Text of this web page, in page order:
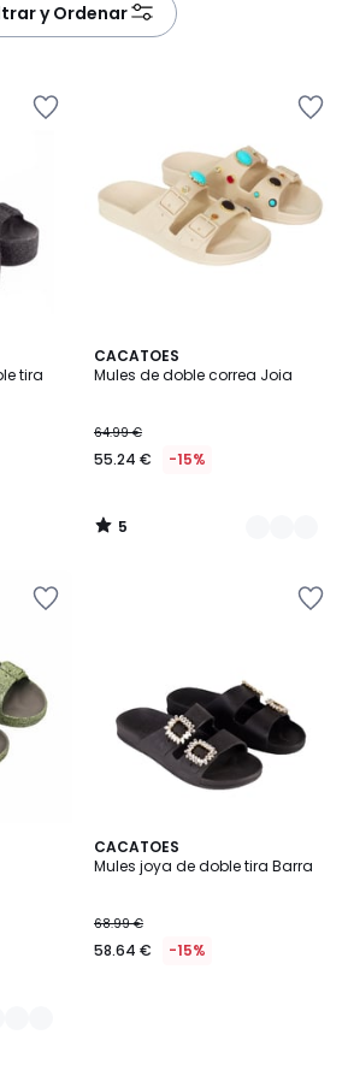
y Ordenar
tira
CACATOES
Mules de doble correa Joia
64.99 €
55.24 € -15%
5
/
2
Colores
5
/
CACATOES
Mules joya de doble tira Barra
68.99 €
58.64 € -15%